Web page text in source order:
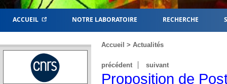
ACCUEIL NOTRE LABORATOIRE RECHERCHE
Accueil > Actualités
précédent suivant
Proposition de